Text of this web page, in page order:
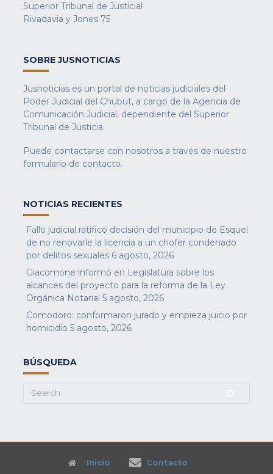
Superior Tribunal de Justicial
Rivadavia y Jones 75
SOBRE JUSNOTICIAS
Jusnoticias es un portal de noticias judiciales del
Poder Judicial del Chubut, a cargo de la Agencia de
Comunicación Judicial, dependiente del Superior
Tribunal de Justicia.
Puede contactarse con nosotros a través de nuestro
formulario de contacto.
NOTICIAS RECIENTES
Fallo judicial ratificó decisión del municipio de Esquel
de no renovarle la licencia a un chofer condenado
por delitos sexuales 6 agosto, 2026
Giacomone informó en Legislatura sobre los
alcances del proyecto para la reforma de la Ley
Orgánica Notarial 5 agosto, 2026
Comodoro: conformaron jurado y empieza juicio por
homicidio 5 agosto, 2026
BÚSQUEDA
Search
Inicio Contacto